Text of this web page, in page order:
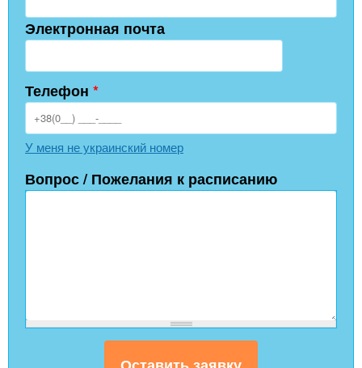
Электронная почта
Телефон *
У меня не украинский номер
Вопрос / Пожелания к расписанию